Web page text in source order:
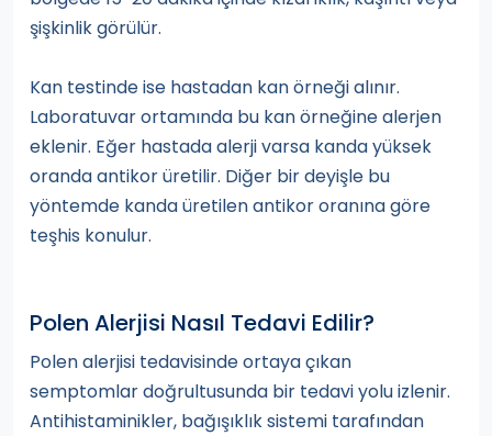
şişkinlik görülür.
Kan testinde ise hastadan kan örneği alınır.
Laboratuvar ortamında bu kan örneğine alerjen
eklenir. Eğer hastada alerji varsa kanda yüksek
oranda antikor üretilir. Diğer bir deyişle bu
yöntemde kanda üretilen antikor oranına göre
teşhis konulur.
Polen Alerjisi Nasıl Tedavi Edilir?
Polen alerjisi tedavisinde ortaya çıkan
semptomlar doğrultusunda bir tedavi yolu izlenir.
Antihistaminikler, bağışıklık sistemi tarafından